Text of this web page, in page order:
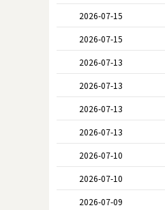
2026-07-15
2026-07-15
2026-07-13
2026-07-13
2026-07-13
2026-07-13
2026-07-10
2026-07-10
2026-07-09